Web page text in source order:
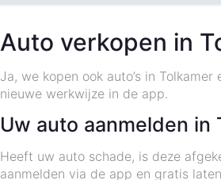
Auto verkopen in
Ja, we kopen ook auto’s in
nieuwe werkwijze in de app.
Uw auto aanmelden in
Heeft uw auto schade, is deze
aanmelden via de app en gratis